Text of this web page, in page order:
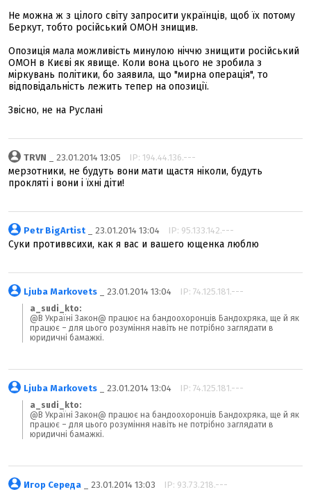
Не можна ж з цілого світу запросити українців, щоб їх потому
Беркут, тобто російський ОМОН знищив.
Опозиція мала можливість минулою ніччю знищити російський
ОМОН в Києві як явище. Коли вона цього не зробила з
міркувань політики, бо заявила, що "мирна операція", то
відповідальність лежить тепер на опозиції.
Звісно, не на Руслані
TRVN _ 23.01.2014 13:05 IP: 194.44.136.---
мерзотники, не будуть вони мати щастя ніколи, будуть
прокляті і вони і їхні діти!
Petr BigArtist _ 23.01.2014 13:04 IP: 95.133.142.---
Cуки противвсихи, как я вас и вашего ющенка люблю
Ljuba Markovets _ 23.01.2014 13:04 IP: 74.125.181.---
a_sudi_kto:
@В Україні Закон@ працює на бандоохоронців Бандохряка, ще й як
працює – для цього розуміння навіть не потрібно заглядати в
юридичні бамажкі.
Ljuba Markovets _ 23.01.2014 13:04 IP: 74.125.181.---
a_sudi_kto:
@В Україні Закон@ працює на бандоохоронців Бандохряка, ще й як
працює – для цього розуміння навіть не потрібно заглядати в
юридичні бамажкі.
Игор Середа _ 23.01.2014 13:03 IP: 93.73.218.---